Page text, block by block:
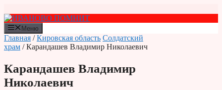
к
содержимому
Меню
Главная /Кировская область Солдатский
храм / Карандашев Владимир Николаевич
Карандашев Владимир
Николаевич